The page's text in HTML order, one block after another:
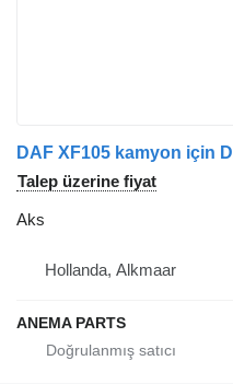
DAF XF105 kamyon için
Talep üzerine fiyat
Aks
Hollanda, Alkmaar
ANEMA PARTS